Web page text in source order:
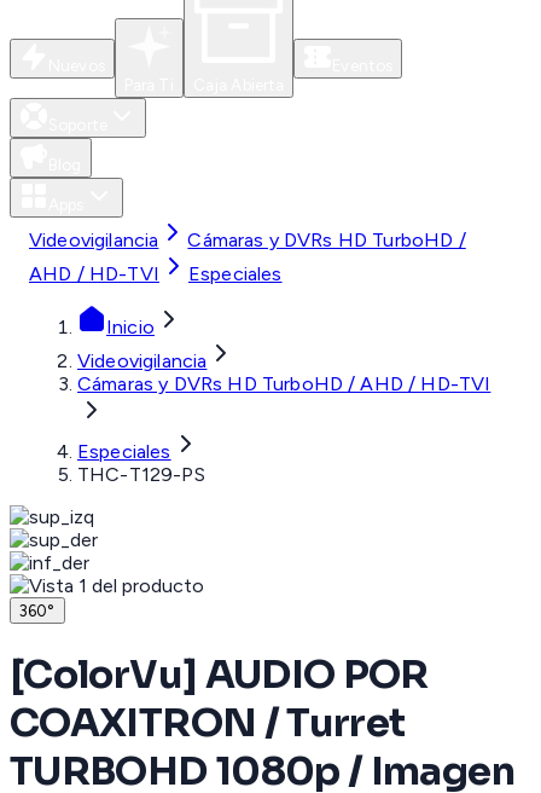
Videovigilancia
Cámaras y DVRs HD TurboHD /
AHD / HD-TVI
Especiales
Inicio
Videovigilancia
Cámaras y DVRs HD TurboHD / AHD / HD-TVI
Especiales
THC-T129-PS
360°
[ColorVu] AUDIO POR
COAXITRON / Turret
TURBOHD 1080p / Imagen